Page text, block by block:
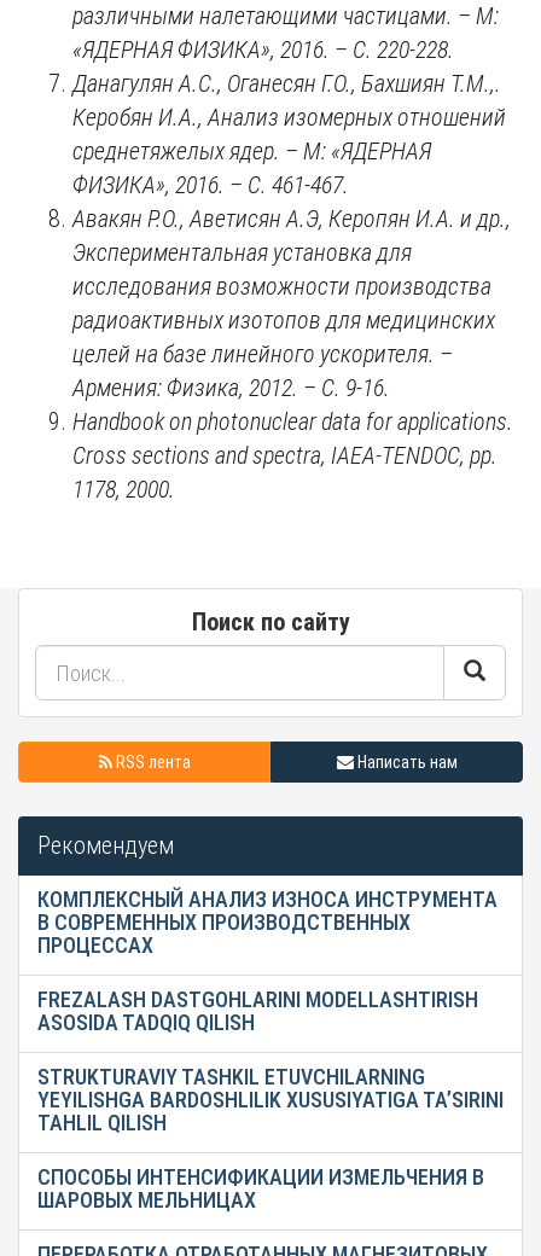
различными налетающими частицами. – М:
«ЯДЕРНАЯ ФИЗИКА», 2016. – C. 220-228.
Данагулян А.С., Оганесян Г.О., Бахшиян Т.М.,.
Керобян И.А., Анализ изомерных отношений
среднетяжелых ядер. – М: «ЯДЕРНАЯ
ФИЗИКА», 2016. – C. 461-467.
Авакян Р.О., Аветисян А.Э, Керопян И.А. и др.,
Экспериментальная установка для
исследования возможности производства
радиоактивных изотопов для медицинских
целей на базе линейного ускорителя. –
Армения: Физика, 2012. – С. 9-16.
Handbook on photonuclear data for applications.
Cross sections and spectra, IAEA-TENDOC, pp.
1178, 2000.
Поиск по сайту
RSS лента Написать нам
Рекомендуем
КОМПЛЕКСНЫЙ АНАЛИЗ ИЗНОСА ИНСТРУМЕНТА
В СОВРЕМЕННЫХ ПРОИЗВОДСТВЕННЫХ
ПРОЦЕССАХ
FREZALASH DASTGOHLARINI MODELLASHTIRISH
ASOSIDA TADQIQ QILISH
STRUKTURAVIY TASHKIL ETUVCHILARNING
YEYILISHGA BARDOSHLILIK XUSUSIYATIGA TA’SIRINI
TAHLIL QILISH
СПОСОБЫ ИНТЕНСИФИКАЦИИ ИЗМЕЛЬЧЕНИЯ В
ШАРОВЫХ МЕЛЬНИЦАХ